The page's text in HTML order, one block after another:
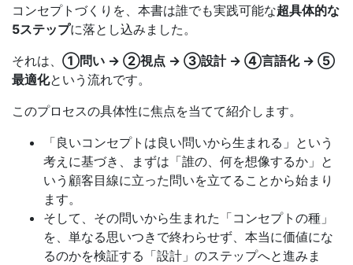
コンセプトづくりを、本書は誰でも実践可能な超具体的な
5ステップに落とし込みました。
それは、 ①問い → ②視点 → ③設計 → ④言語化 → ⑤
最適化という流れです。
このプロセスの具体性に焦点を当てて紹介します。
「良いコンセプトは良い問いから生まれる」という
考えに基づき、まずは「誰の、何を想像するか」と
いう顧客目線に立った問いを立てることから始まり
ます。
そして、その問いから生まれた「コンセプトの種」
を、単なる思いつきで終わらせず、本当に価値にな
るのかを検証する「設計」のステップへと進みま